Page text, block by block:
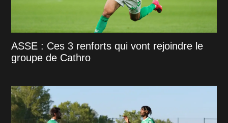
ASSE : Ces 3 renforts qui vont rejoindre le
groupe de Cathro